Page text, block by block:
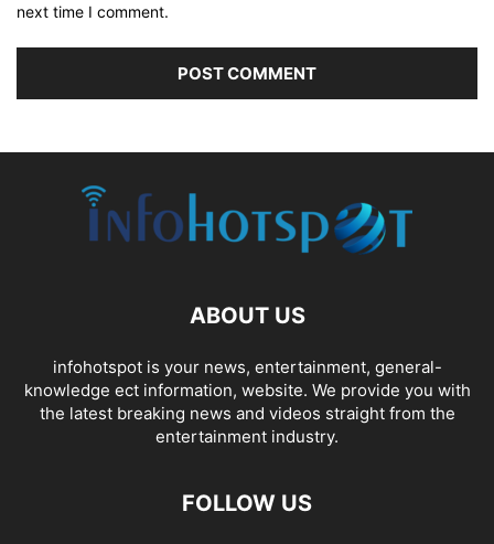
next time I comment.
ABOUT US
infohotspot is your news, entertainment, general-
knowledge ect information, website. We provide you with
the latest breaking news and videos straight from the
entertainment industry.
FOLLOW US